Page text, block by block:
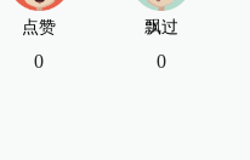
点赞
0
飘过
0